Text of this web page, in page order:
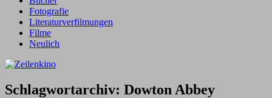
Fotografie
Literaturverfilmungen
Filme
Neulich
Schlagwortarchiv: Dowton Abbey